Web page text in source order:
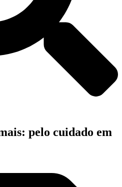
pelo cuidado em